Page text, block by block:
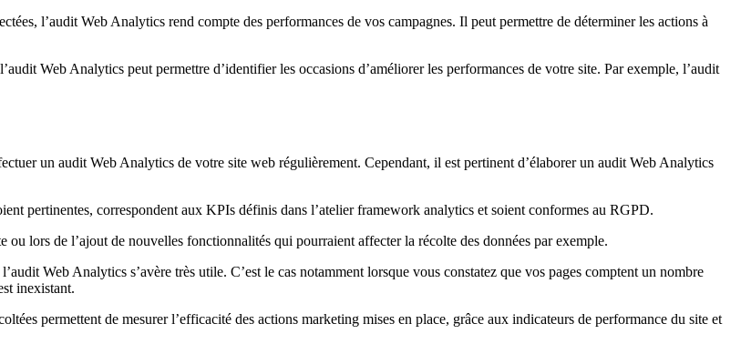
l’audit Web Analytics rend compte des performances de vos campagnes. Il peut permettre de déterminer les actions à
Web Analytics peut permettre d’identifier les occasions d’améliorer les performances de votre site. Par exemple, l’audit
un audit Web Analytics de votre site web régulièrement. Cependant, il est pertinent d’élaborer un audit Web Analytics
pertinentes, correspondent aux KPIs définis dans l’atelier framework analytics et soient conformes au RGPD.
ou lors de l’ajout de nouvelles fonctionnalités qui pourraient affecter la récolte des données par exemple.
l’audit Web Analytics s’avère très utile. C’est le cas notamment lorsque vous constatez que vos pages comptent un nombre
inexistant.
permettent de mesurer l’efficacité des actions marketing mises en place, grâce aux indicateurs de performance du site et